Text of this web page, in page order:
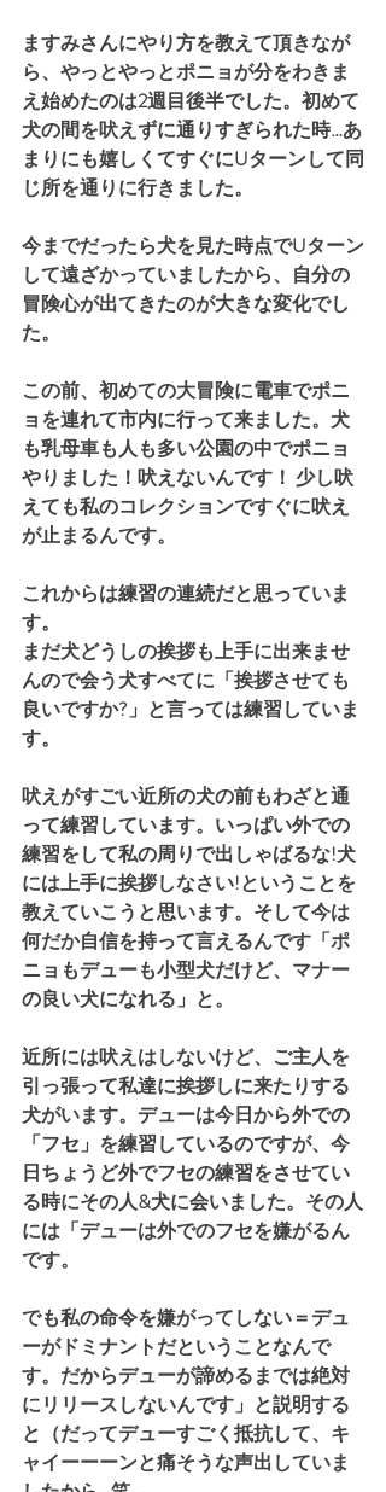
ますみさんにやり方を教えて頂きなが
ら、やっとやっとポニョが分をわきま
え始めたのは2週目後半でした。初めて
犬の間を吠えずに通りすぎられた時…あ
まりにも嬉しくてすぐにUターンして同
じ所を通りに行きました。
今までだったら犬を見た時点でUターン
して遠ざかっていましたから、自分の
冒険心が出てきたのが大きな変化でし
た。
この前、初めての大冒険に電車でポニ
ョを連れて市内に行って来ました。犬
も乳母車も人も多い公園の中でポニョ
やりました！吠えないんです！ 少し吠
えても私のコレクションですぐに吠え
が止まるんです。
これからは練習の連続だと思っていま
す。
まだ犬どうしの挨拶も上手に出来ませ
んので会う犬すべてに「挨拶させても
良いですか?」と言っては練習していま
す。
吠えがすごい近所の犬の前もわざと通
って練習しています。いっぱい外での
練習をして私の周りで出しゃばるな!犬
には上手に挨拶しなさい!ということを
教えていこうと思います。そして今は
何だか自信を持って言えるんです「ポ
ニョもデューも小型犬だけど、マナー
の良い犬になれる」と。
近所には吠えはしないけど、ご主人を
引っ張って私達に挨拶しに来たりする
犬がいます。デューは今日から外での
「フセ」を練習しているのですが、今
日ちょうど外でフセの練習をさせてい
る時にその人&犬に会いました。その人
には「デューは外でのフセを嫌がるん
です。
でも私の命令を嫌がってしない＝デュ
ーがドミナントだということなんで
す。だからデューが諦めるまでは絶対
にリリースしないんです」と説明する
と（だってデューすごく抵抗して、キ
ャイーーーンと痛そうな声出していま